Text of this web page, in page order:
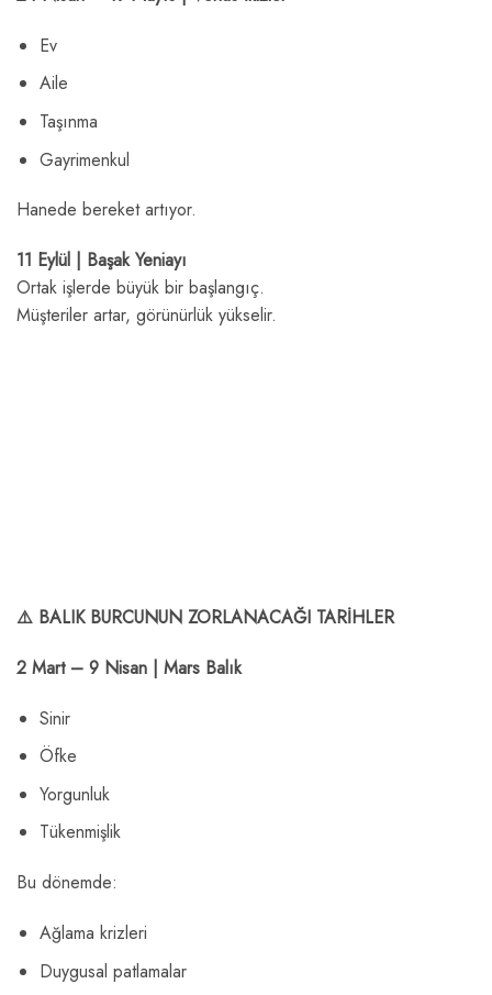
Ev
Aile
Taşınma
Gayrimenkul
Hanede bereket artıyor.
11 Eylül | Başak Yeniayı
Ortak işlerde büyük bir başlangıç.
Müşteriler artar, görünürlük yükselir.
⚠️ BALIK BURCUNUN ZORLANACAĞI TARİHLER
2 Mart – 9 Nisan | Mars Balık
Sinir
Öfke
Yorgunluk
Tükenmişlik
Bu dönemde:
Ağlama krizleri
Duygusal patlamalar